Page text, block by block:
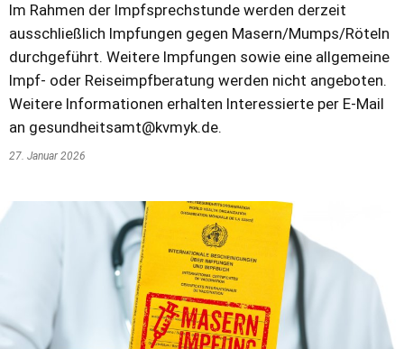
Im Rahmen der Impfsprechstunde werden derzeit
ausschließlich Impfungen gegen Masern/Mumps/Röteln
durchgeführt. Weitere Impfungen sowie eine allgemeine
Impf- oder Reiseimpfberatung werden nicht angeboten.
Weitere Informationen erhalten Interessierte per E-Mail
an gesundheitsamt@kvmyk.de.
27. Januar 2026